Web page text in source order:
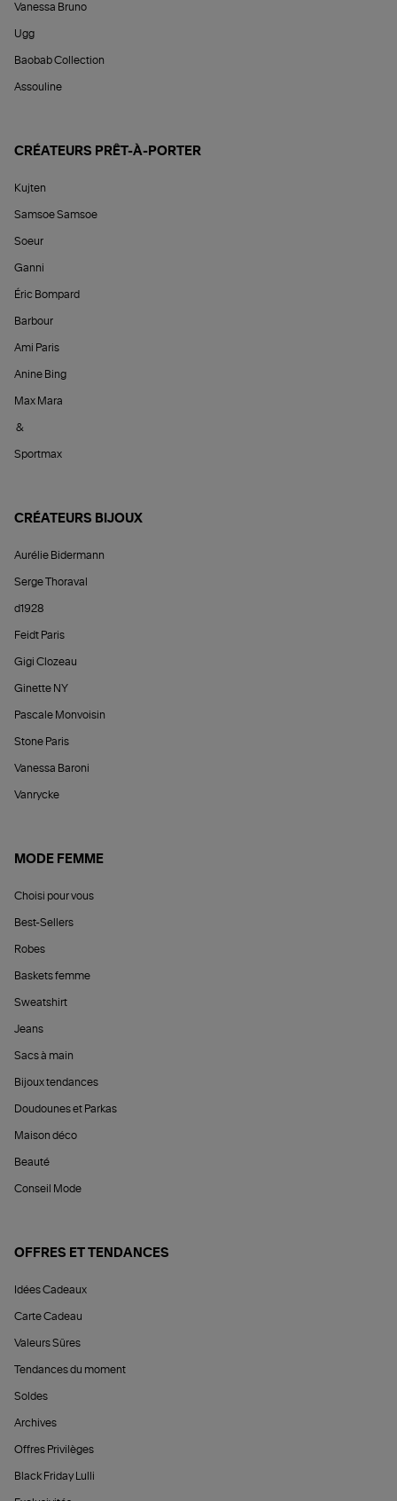
Vanessa Bruno
Ugg
Baobab Collection
Assouline
CRÉATEURS PRÊT-À-PORTER
Kujten
Samsoe Samsoe
Soeur
Ganni
Éric Bompard
Barbour
Ami Paris
Anine Bing
Max Mara
&
Sportmax
CRÉATEURS BIJOUX
Aurélie Bidermann
Serge Thoraval
d1928
Feidt Paris
Gigi Clozeau
Ginette NY
Pascale Monvoisin
Stone Paris
Vanessa Baroni
Vanrycke
MODE FEMME
Choisi pour vous
Best-Sellers
Robes
Baskets femme
Sweatshirt
Jeans
Sacs à main
Bijoux tendances
Doudounes et Parkas
Maison déco
Beauté
Conseil Mode
OFFRES ET TENDANCES
Idées Cadeaux
Carte Cadeau
Valeurs Sûres
Tendances du moment
Soldes
Archives
Offres Privilèges
Black Friday Lulli